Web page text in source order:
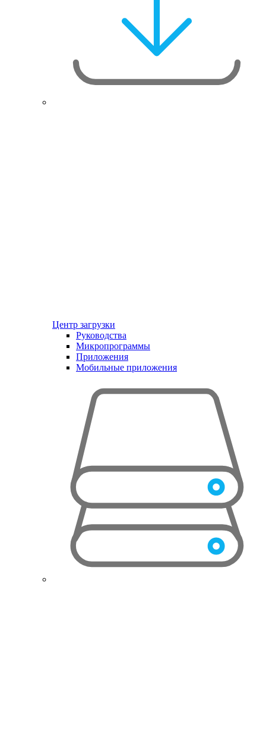
Центр загрузки
Руководства
Микропрограммы
Приложения
Мобильные приложения